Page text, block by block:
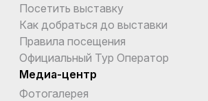
Посетить выставку
Как добраться до выставки
Правила посещения
Официальный Тур Оператор
Медиа-центр
Фотогалерея